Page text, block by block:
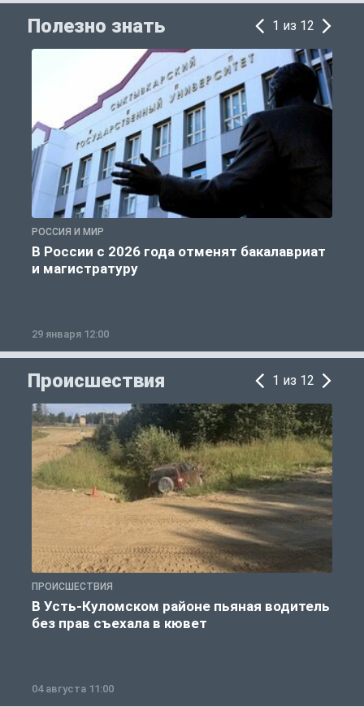
Полезно знать 1 из 12
РОССИЯ И МИР
В России с 2026 года отменят бакалавриат
и магистратуру
29 января 12:00
Происшествия 1 из 12
ПРОИСШЕСТВИЯ
В Усть-Куломском районе пьяная водитель
без прав съехала в кювет
04 августа 11:00